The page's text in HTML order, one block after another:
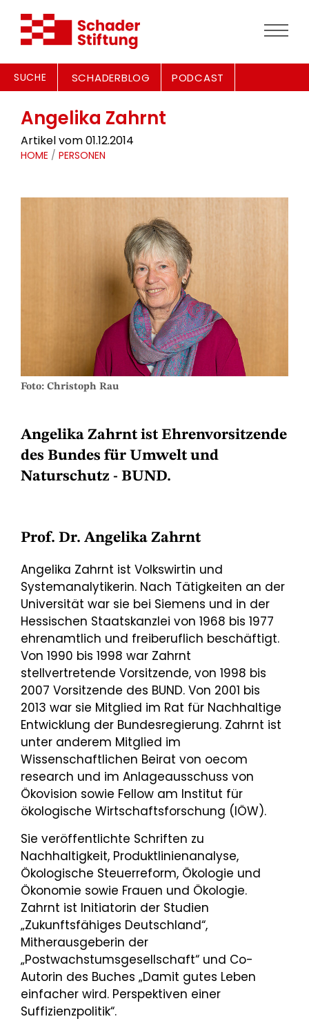
SUCHE SCHADERBLOG PODCAST
Angelika Zahrnt
Artikel vom 01.12.2014
HOME / PERSONEN
Foto: Christoph Rau
Angelika Zahrnt ist Ehrenvorsitzende
des Bundes für Umwelt und
Naturschutz - BUND.
Prof. Dr. Angelika Zahrnt
Angelika Zahrnt ist Volkswirtin und
Systemanalytikerin. Nach Tätigkeiten an der
Universität war sie bei Siemens und in der
Hessischen Staatskanzlei von 1968 bis 1977
ehrenamtlich und freiberuflich beschäftigt.
Von 1990 bis 1998 war Zahrnt
stellvertretende Vorsitzende, von 1998 bis
2007 Vorsitzende des BUND. Von 2001 bis
2013 war sie Mitglied im Rat für Nachhaltige
Entwicklung der Bundesregierung. Zahrnt ist
unter anderem Mitglied im
Wissenschaftlichen Beirat von oecom
research und im Anlageausschuss von
Ökovision sowie Fellow am Institut für
ökologische Wirtschaftsforschung (IÖW).
Sie veröffentlichte Schriften zu
Nachhaltigkeit, Produktlinienanalyse,
Ökologische Steuerreform, Ökologie und
Ökonomie sowie Frauen und Ökologie.
Zahrnt ist Initiatorin der Studien
„Zukunftsfähiges Deutschland“,
Mitherausgeberin der
„Postwachstumsgesellschaft“ und Co-
Autorin des Buches „Damit gutes Leben
einfacher wird. Perspektiven einer
Suffizienzpolitik“.